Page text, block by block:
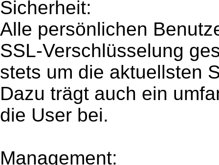
Sicherheit:
Alle persönlichen
SSL-Verschlüsselung
stets um die aktuellsten
Dazu trägt auch ein
die User bei.
Management: